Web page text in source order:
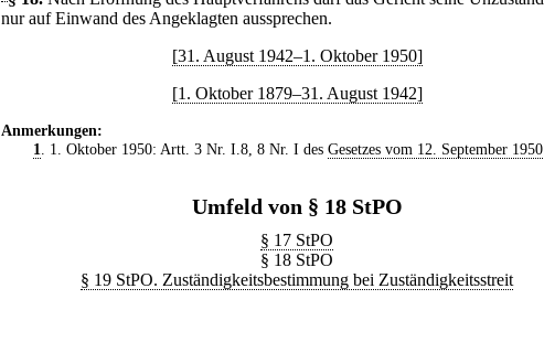
nur auf Einwand des Angeklagten aussprechen.
[31. August 1942–1. Oktober 1950]
[1. Oktober 1879–31. August 1942]
Anmerkungen:
1
. 1. Oktober 1950: Artt. 3 Nr. I.8, 8 Nr. I des Gesetzes vom 12. September 1950
Umfeld von § 18 StPO
§ 17 StPO
§ 18 StPO
§ 19 StPO. Zuständigkeitsbestimmung bei Zuständigkeitsstreit